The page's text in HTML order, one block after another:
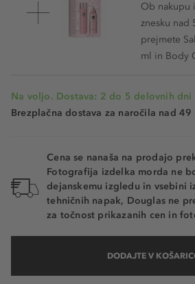
Ob nakupu
znesku nad
prejmete
ml in Body
Na voljo. Dostava: 2 do 5 delovnih dni
Brezplačna dostava za naročila nad 49
Cena se nanaša na prodajo
Fotografija izdelka morda ne
dejanskemu izgledu in vsebini
tehničnih napak, Douglas ne
za točnost prikazanih cen in
DODAJTE V